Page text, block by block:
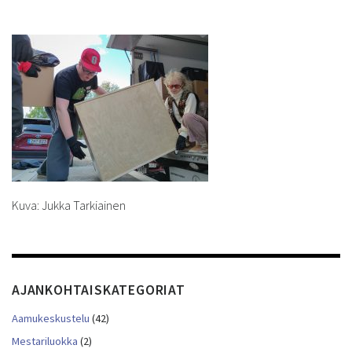
Kuva: Jukka Tarkiainen
AJANKOHTAISKATEGORIAT
Aamukeskustelu (42)
Mestariluokka (2)